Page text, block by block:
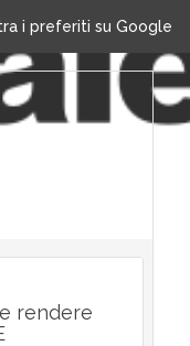
i preferiti su Google
rendere